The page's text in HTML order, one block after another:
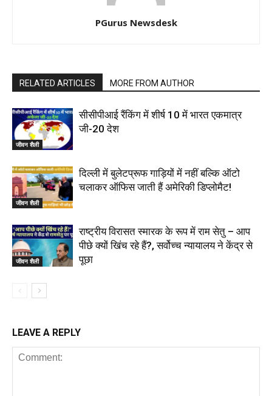
PGurus Newsdesk
RELATED ARTICLES MORE FROM AUTHOR
जीवन शैली
सीसीपीआई रैंकिंग में शीर्ष 10 में भारत एकमात्र
जी-20 देश
जीवन शैली
दिल्ली में बुलेटप्रूफ गाड़ियों में नहीं बल्कि ऑटो
चलाकर ऑफिस जाती हैं अमेरिकी डिप्लोमैट!
जीवन शैली
राष्ट्रीय विरासत स्मारक के रूप में राम सेतु – आप
पीछे क्यों खिंच रहे हैं?, सर्वोच्च न्यायालय ने केंद्र से
पूछा
LEAVE A REPLY